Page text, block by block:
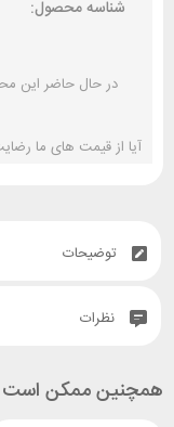
شناسه محصول:
در حال حاضر این
آیا از قیمت های ما
توضیحات
نظرات
همچنین ممکن